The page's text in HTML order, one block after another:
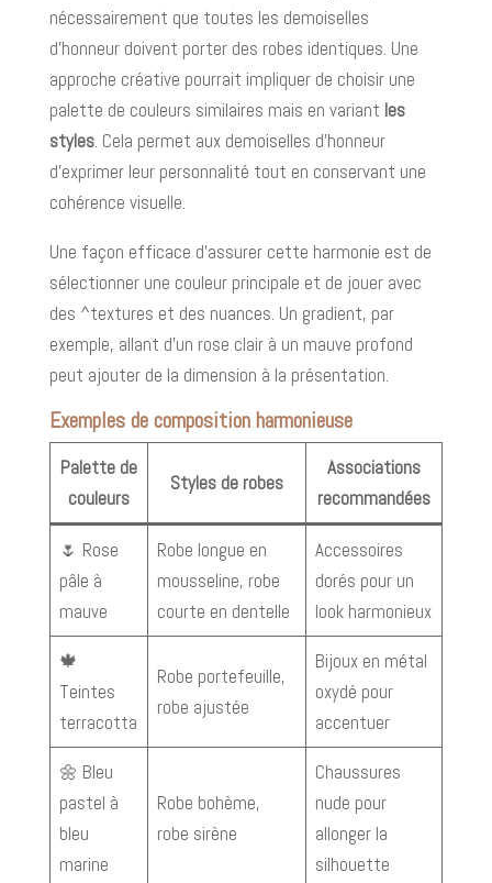
nécessairement que toutes les demoiselles
d’honneur doivent porter des robes identiques. Une
approche créative pourrait impliquer de choisir une
palette de couleurs similaires mais en variant les
styles. Cela permet aux demoiselles d’honneur
d’exprimer leur personnalité tout en conservant une
cohérence visuelle.
Une façon efficace d’assurer cette harmonie est de
sélectionner une couleur principale et de jouer avec
des ^textures et des nuances. Un gradient, par
exemple, allant d’un rose clair à un mauve profond
peut ajouter de la dimension à la présentation.
Exemples de composition harmonieuse
Palette de
couleurs
Styles de robes
Associations
recommandées
🌷 Rose
pâle à
mauve
Robe longue en
mousseline, robe
courte en dentelle
Accessoires
dorés pour un
look harmonieux
🍁
Teintes
terracotta
Robe portefeuille,
robe ajustée
Bijoux en métal
oxydé pour
accentuer
🌼 Bleu
pastel à
bleu
marine
Robe bohème,
robe sirène
Chaussures
nude pour
allonger la
silhouette